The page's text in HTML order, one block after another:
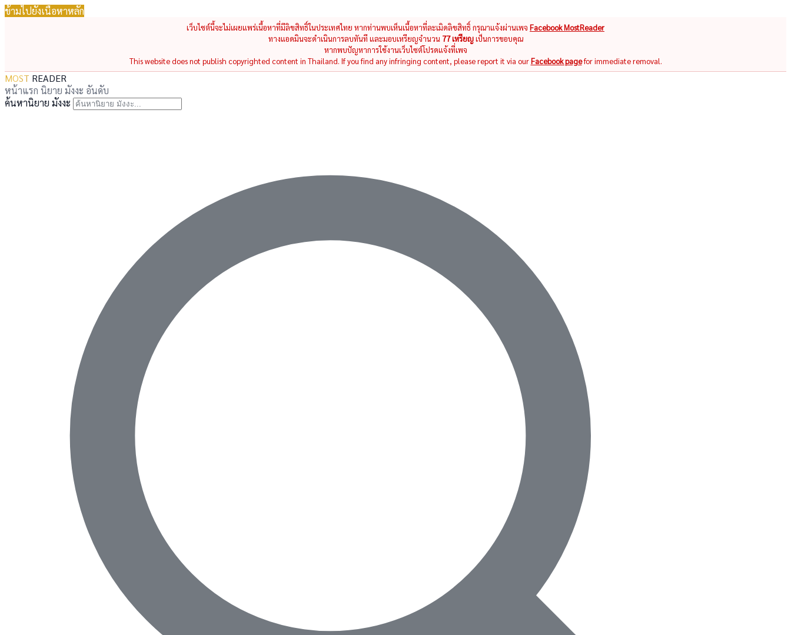
ข้ามไปยังเนื้อหาหลัก
เว็บไซต์นี้จะไม่เผยแพร่เนื้อหาที่มีลิขสิทธิ์ในประเทศไทย หากท่านพบเห็นเนื้อหาที่ละเมิดลิขสิทธิ์ กรุณาแจ้งผ่านเพจ Facebook MostReader
ทางแอดมินจะดำเนินการลบทันที และมอบเหรียญจำนวน 77 เหรียญเป็นการขอบคุณ
หากพบปัญหาการใช้งานเว็บไซต์โปรดแจ้งที่เพจ
This website does not publish copyrighted content in Thailand. If you find any infringing content, please report it via ourFacebook pagefor immediate removal.
MOST READER
หน้าแรก นิยาย มังงะ อันดับ
ค้นหานิยาย มังงะ